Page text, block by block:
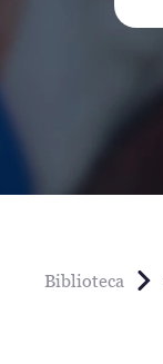
Biblioteca